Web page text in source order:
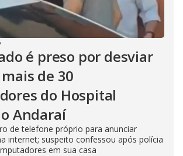
é preso por desviar
de 30
do Hospital
Andaraí
de telefone próprio para anunciar
internet; suspeito confessou após polícia
em sua casa